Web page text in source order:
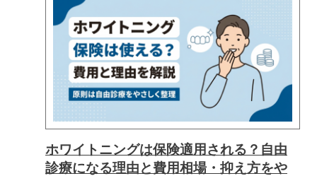
ホワイトニングは保険適用される？自由
診療になる理由と費用相場・抑え方をや